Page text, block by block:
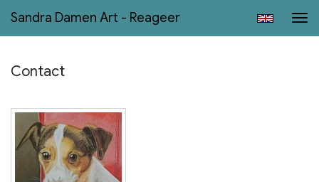
Sandra Damen Art - Reageer
Contact